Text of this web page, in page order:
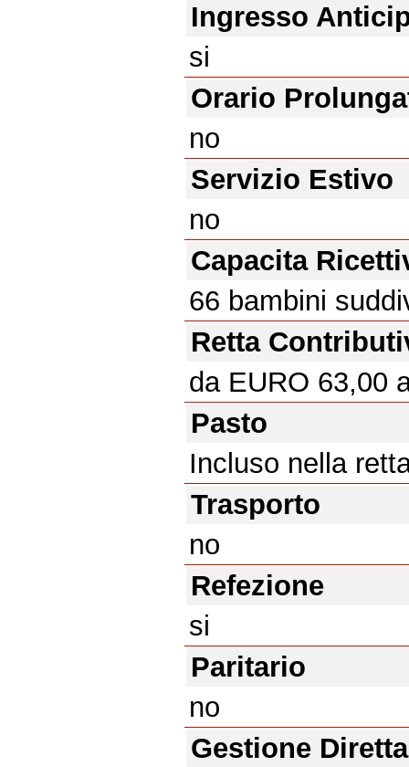
Ingresso
si
Orario
no
Servizio Estivo
no
Capacita
66 bambini
Retta
da EURO 63,00
Pasto
Incluso nella
Trasporto
no
Refezione
si
Paritario
no
Gestione Diretta